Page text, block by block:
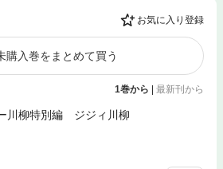
お気に入り登録
購入巻をまとめて買う
1巻から | 最新刊から
川柳特別編 ジジィ川柳